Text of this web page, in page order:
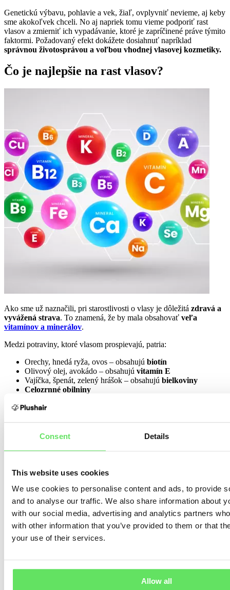
Consent Details
This website uses cookies
We use cookies to personalise content and ads, to provide
and to analyse our traffic. We also share information about
with our social media, advertising and analytics partners
with other information that you’ve provided to them or that
your use of their services.
Allow all
Genetickú výbavu, pohlavie a vek, žiaľ, ovplyvniť nevieme, aj keby
sme akokoľvek chceli. No aj napriek tomu vieme podporiť rast
vlasov a zmierniť ich vypadávanie, ktoré je zapríčinené práve týmito
faktormi. Požadovaný efekt dokážete dosiahnuť napríklad
správnou životosprávou a voľbou vhodnej vlasovej kozmetiky.
Čo je najlepšie na rast vlasov?
Ako sme už naznačili, pri starostlivosti o vlasy je dôležitá zdravá a
vyvážená strava. To znamená, že by mala obsahovať veľa
vitamínov a minerálov.
Medzi potraviny, ktoré vlasom prospievajú, patria:
Orechy, hnedá ryža, ovos – obsahujú biotín
Olivový olej, avokádo – obsahujú vitamín E
Vajíčka, špenát, zelený hrášok – obsahujú bielkoviny
Celozrnné obilniny
Ďalšie vitamíny a minerály, na ktoré by ste nemali zabudnúť:
Železo– červené mäso, pečienka
bravčové a kuracie mäso
brokolica, čínska kapusta, kaleráb
Zinok
– tekvicové semienka, ustrice, strukoviny, orechy,
mäso
Vitamín A– kaleráb, kel, tekvica, sladké zemiaky, hovädzie a
jahňacie mäso (zdroj )
Vitamín D
– slnečné žiarenie, ryby, huby
vyváženej stravy, je tu možnosť siahnuť po náhradách. Na trhu sa
nachádzajú rôzne suplementy, ktoré vám pomôžu doplniť potrebné
Vyberajte si však kvalitné doplnky stravy, prípadne sa